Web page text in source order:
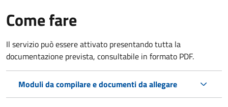
Come fare
Il servizio può essere attivato presentando tutta la
documentazione prevista, consultabile in formato PDF.
Moduli da compilare e documenti da allegare